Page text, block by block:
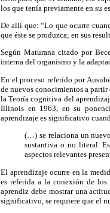
los que tenía previamente en su
De allí que: “Lo que ocurre
que éste se produzca; en sus
Según Maturana citado por
interna del organismo y la
En el proceso referido por
de nuevos conocimientos a
la Teoría cognitiva del
Illinois en 1963, en su
aprendizaje es significativo
(…) se relaciona un
sustantiva o no literal.
aspectos relevantes
El aprendizaje ocurre en la
es referida a la conexión de
aprendiz debe mostrar una
significativo, se requiere que el